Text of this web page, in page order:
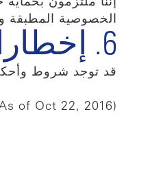
الخصوصية المطبقة
6. إخطارات أخرى
قد توجد شروط
(As of Oct 22, 2016)